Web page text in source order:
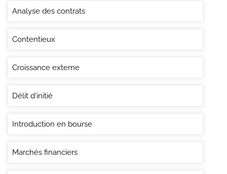
Analyse des contrats
Contentieux
Croissance externe
Délit d'initié
Introduction en bourse
Marchés financiers